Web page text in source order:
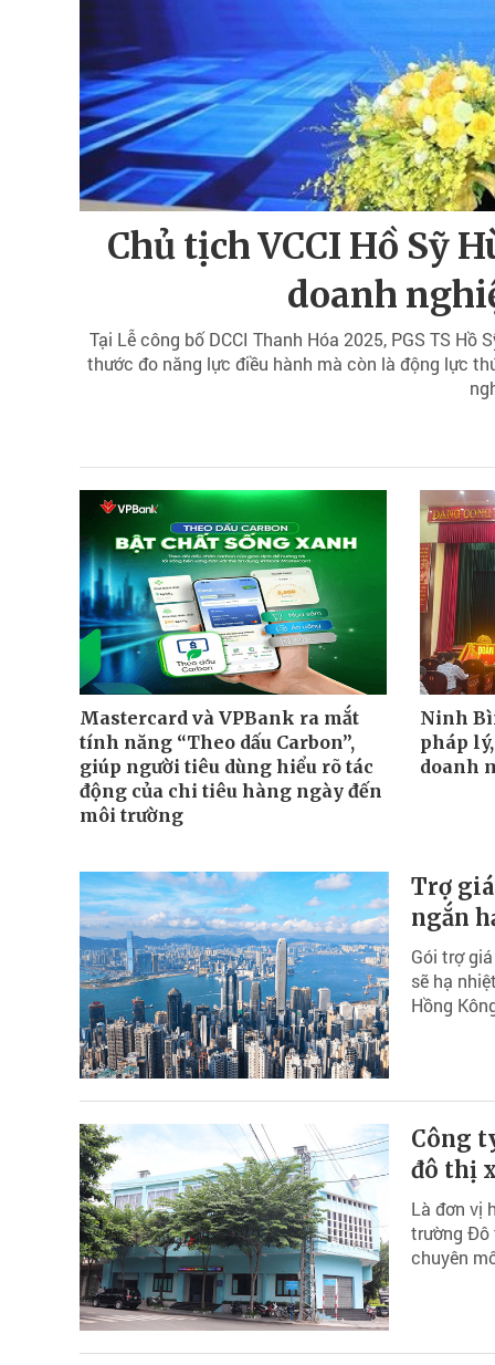
Chủ tịch VCCI Hồ Sỹ
doanh
Tại Lễ công bố DCCI Thanh Hóa 2025, PGS TS Hồ
thước đo năng lực điều hành mà còn là động lực
Mastercard và VPBank ra mắt
tính năng “Theo dấu Carbon”,
giúp người tiêu dùng hiểu rõ tác
động của chi tiêu hàng ngày đến
môi trường
Ninh
pháp
doanh
Trợ
ngắn
Gói trợ
sẽ hạ
Hồng
Công
đô thị
Là đơn vị
trường Đô
chuyên